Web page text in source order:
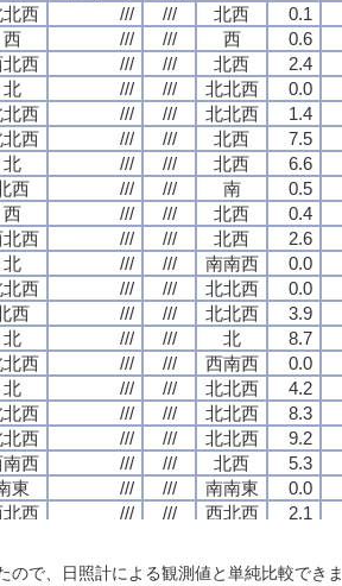
北西 /// /// 北西 0.1
西 /// /// 西 0.6
北西 /// /// 北西 2.4
北 /// /// 北北西 0.0
北西 /// /// 北北西 1.4
北西 /// /// 北西 7.5
北 /// /// 北西 6.6
西 /// /// 南 0.5
西 /// /// 北西 0.4
北西 /// /// 北西 2.6
北 /// /// 南南西 0.0
北西 /// /// 北北西 0.0
西 /// /// 北北西 3.9
北 /// /// 北 8.7
北西 /// /// 西南西 0.0
北 /// /// 北北西 4.2
北西 /// /// 北北西 8.3
北西 /// /// 北北西 9.2
南西 /// /// 北西 5.3
東 /// /// 南南東 0.0
北西 /// /// 西北西 2.1
北西 /// 北西 5.2
北西 /// /// 北西 0.1
西 /// /// 西 0.6
北西 /// /// 北西 2.4
北 /// /// 北北西 0.0
北西 /// /// 北北西 1.4
北西 /// /// 北西 7.5
北 /// /// 北西 6.6
西 /// /// 南 0.5
西 /// /// 北西 0.4
北西 /// /// 北西 2.6
北 /// /// 南南西 0.0
北西 /// /// 北北西 0.0
西 /// /// 北北西 3.9
北 /// /// 北 8.7
北西 /// /// 西南西 0.0
北 /// /// 北北西 4.2
北西 /// /// 北北西 8.3
北西 /// /// 北北西 9.2
南西 /// /// 北西 5.3
東 /// /// 南南東 0.0
北西 /// /// 西北西 2.1
北西 /// 北西 5.2
北西 /// /// 北西 0.1
西 /// /// 西 0.6
北西 /// /// 北西 2.4
北 /// /// 北北西 0.0
北西 /// /// 北北西 1.4
北西 /// /// 北西 7.5
北 /// /// 北西 6.6
西 /// /// 南 0.5
西 /// /// 北西 0.4
北西 /// /// 北西 2.6
北 /// /// 南南西 0.0
北西 /// /// 北北西 0.0
西 /// /// 北北西 3.9
北 /// /// 北 8.7
北西 /// /// 西南西 0.0
北 /// /// 北北西 4.2
北西 /// /// 北北西 8.3
北西 /// /// 北北西 9.2
南西 /// /// 北西 5.3
東 /// /// 南南東 0.0
北西 /// /// 西北西 2.1
北西 /// 北西 5.2
北西 /// /// 北西 0.1
西 /// /// 西 0.6
北西 /// /// 北西 2.4
北 /// /// 北北西 0.0
北西 /// /// 北北西 1.4
北西 /// /// 北西 7.5
北 /// /// 北西 6.6
西 /// /// 南 0.5
西 /// /// 北西 0.4
北西 /// /// 北西 2.6
北 /// /// 南南西 0.0
北西 /// /// 北北西 0.0
西 /// /// 北北西 3.9
北 /// /// 北 8.7
北西 /// /// 西南西 0.0
北 /// /// 北北西 4.2
北西 /// /// 北北西 8.3
北西 /// /// 北北西 9.2
南西 /// /// 北西 5.3
東 /// /// 南南東 0.0
北西 /// /// 西北西 2.1
北西 /// 北西 5.2
で、日照計による観測値と単純比較できま